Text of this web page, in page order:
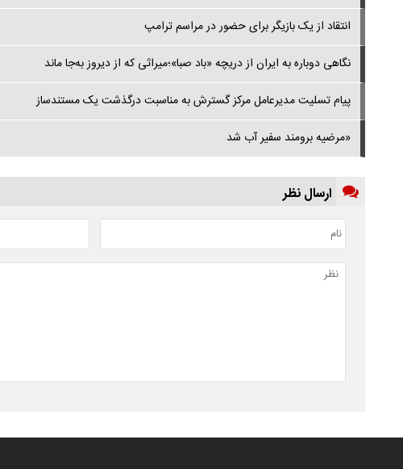
انتقاد از یک بازیگر برای حضور در مراسم ترامپ
نگاهی دوباره به ایران از دریچه «باد صبا»؛میراثی که از دیروز به‌جا ماند
پیام تسلیت مدیرعامل مرکز گسترش به مناسبت درگذشت یک مستندساز
«مرضیه برومند سفیر آب شد
ارسال نظر